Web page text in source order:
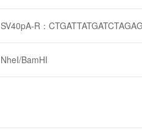
SV40pA-R：
NheI/BamHI